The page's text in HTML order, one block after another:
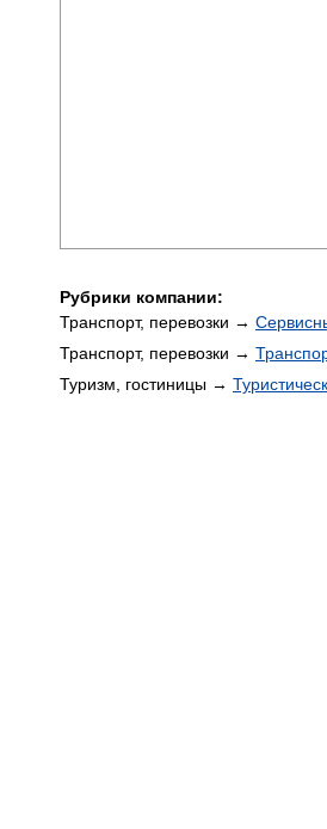
Рубрики компании:
Транспорт, перевозки →
Транспорт, перевозки →
Туризм, гостиницы →